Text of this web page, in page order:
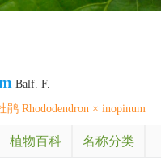
Balf. F.
鹃 Rhododendron × inopinum
植物百科 名称分类